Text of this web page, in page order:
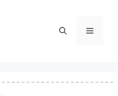
Menu